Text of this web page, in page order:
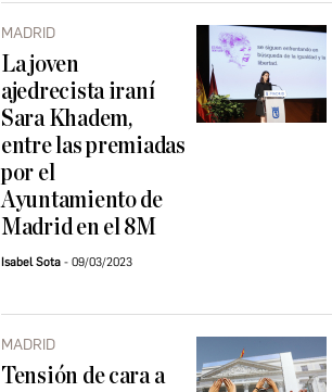
MADRID
La joven
ajedrecista iraní
Sara Khadem,
entre las premiadas
por el
Ayuntamiento de
Madrid en el 8M
Isabel Sota 09/03/2023
MADRID
Tensión de cara a